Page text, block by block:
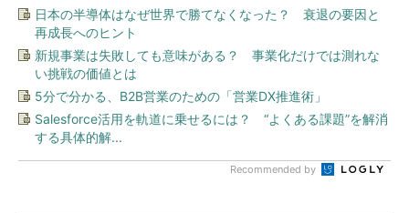
日本の半導体はなぜ世界で勝てなくなった？ 衰退の要因と
再成長へのヒント
新規事業は失敗しても意味がある？ 事業化だけでは測れな
い挑戦の価値とは
5分で分かる、B2B営業のための「営業DX推進術」
Salesforce活用を軌道に乗せるには？ “よくある課題”を解消
する具体的解...
Recommended by